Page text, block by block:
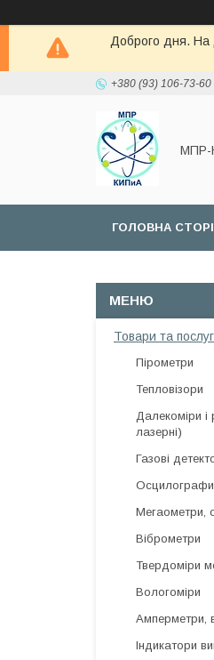
Доброго дня. На
+380 (93) 106-73-60
МПР-
ГОЛОВНА
Товари та
Пірометри
Тепловізори
Далекоміри і
лазерні)
Газові
Осцилографи
Мегаометри,
Віброметри
Твердоміри
Вологоміри
Амперметри,
Індикатори